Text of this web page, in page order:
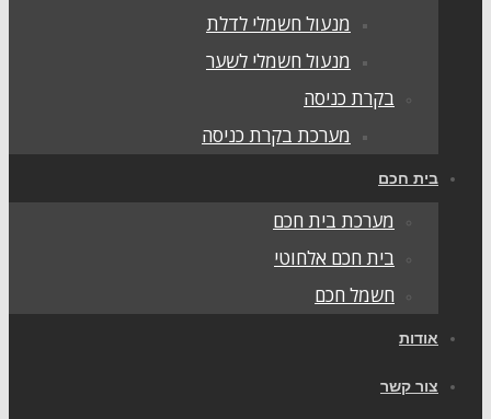
מנעול חשמלי לדלת
מנעול חשמלי לשער
בקרת כניסה
מערכת בקרת כניסה
בית חכם
מערכת בית חכם
בית חכם אלחוטי
חשמל חכם
אודות
צור קשר